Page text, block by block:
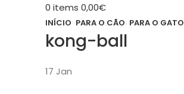
0 items 0,00€
INÍCIO PARA O CÃO PARA O GATO
kong-ball
17 Jan